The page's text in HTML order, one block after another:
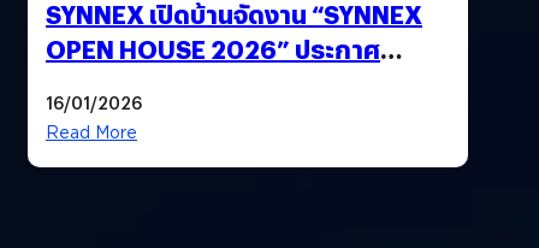
SYNNEX เปิดบ้านจัดงาน “SYNNEX
OPEN HOUSE 2026” ประกาศ
ได้ 53,000 ล้านบาท
16/01/2026
Read More